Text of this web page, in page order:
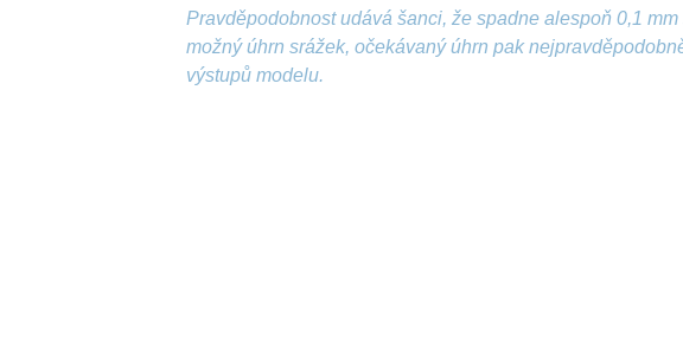
Pravděpodobnost udává šanci, že spadne alespoň 0,1
možný úhrn srážek, očekávaný úhrn pak
výstupů modelu.